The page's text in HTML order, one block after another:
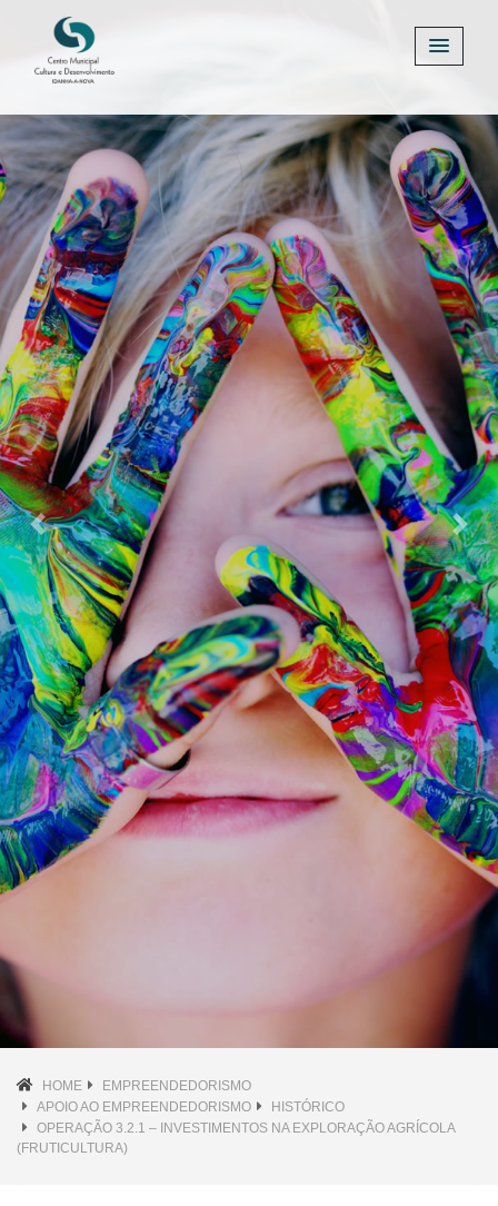
Previous Next
HOME
EMPREENDEDORISMO
APOIO AO EMPREENDEDORISMO
HISTÓRICO
OPERAÇÃO 3.2.1 – INVESTIMENTOS NA EXPLORAÇÃO AGRÍCOLA
(FRUTICULTURA)